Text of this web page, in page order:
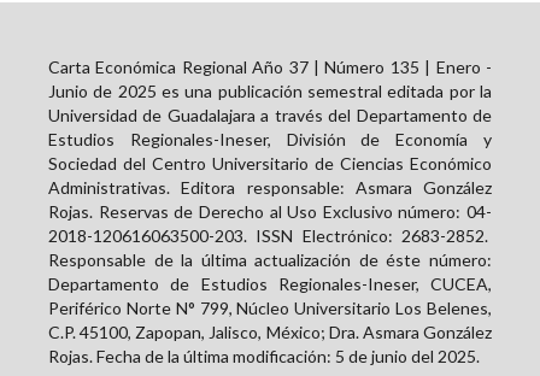
Carta Económica Regional Año 37 | Número 135 | Enero -
Junio de 2025 es una publicación semestral editada por la
Universidad de Guadalajara a través del Departamento de
Estudios Regionales-Ineser, División de Economía y
Sociedad del Centro Universitario de Ciencias Económico
Administrativas. Editora responsable: Asmara González
Rojas. Reservas de Derecho al Uso Exclusivo número: 04-
2018-120616063500-203. ISSN Electrónico: 2683-2852.
Responsable de la última actualización de éste número:
Departamento de Estudios Regionales-Ineser, CUCEA,
Periférico Norte N° 799, Núcleo Universitario Los Belenes,
C.P. 45100, Zapopan, Jalisco, México; Dra. Asmara González
Rojas. Fecha de la última modificación: 5 de junio del 2025.